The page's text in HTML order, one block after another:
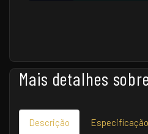
Mais detalhes
Descrição